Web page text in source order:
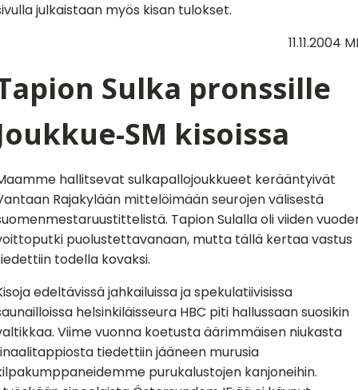
julkaistaan myös kisan tulokset.
11.11.2004
Sulka pronssille
SM kisoissa
hallitsevat sulkapallojoukkueet kerääntyivät
Rajakylään mittelöimään seurojen välisestä
Tapion Sulalla oli viiden
puolustettavanaan, mutta tällä kertaa vastus
todella kovaksi.
edeltävissä jahkailuissa ja spekulatiivisissa
helsinkiläisseura HBC piti hallussaan suosikin
Viime vuonna koetusta äärimmäisen niukasta
tiedettiin jääneen murusia
purukalustojen kanjoneihin.